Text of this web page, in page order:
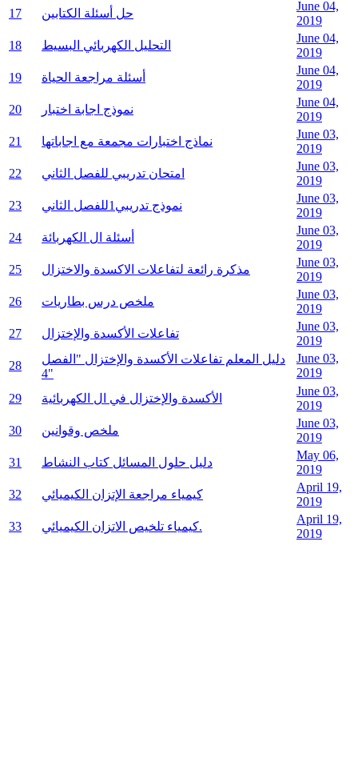
17
حل أسئلة الكتابين
June 04,
2019
18
التحليل الكهربائي البسيط
June 04,
2019
19
أسئلة مراجعة الحياة
June 04,
2019
20
نموذج اجابة اختبار
June 04,
2019
21
نماذج اختبارات مجمعة مع اجاباتها
June 03,
2019
22
امتحان تدريبي للفصل الثاني
June 03,
2019
23
نموذج تدريبي1للفصل الثاني
June 03,
2019
24
أسئلة ال الكهربائة
June 03,
2019
25
مذكرة رائعة لتفاعلات الاكسدة والاختزال
June 03,
2019
26
ملخص درس بطاريات
June 03,
2019
27
تفاعلات الأكسدة والإختزال
June 03,
2019
28
دليل المعلم تفاعلات الأكسدة والإختزال "الفصل
4"
June 03,
2019
29
الأكسدة والإختزال في ال الكهربائية
June 03,
2019
30
ملخص وقوانين
June 03,
2019
31
دليل حلول المسائل كتاب النشاط
May 06,
2019
32
كيمياء مراجعة الإتزان الكيميائي
April 19,
2019
33
كيمياء تلخيص الاتزان الكيميائي.
April 19,
2019